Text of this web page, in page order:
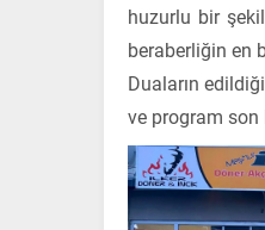
huzurlu bir
beraberliğin en
Duaların
ve program son